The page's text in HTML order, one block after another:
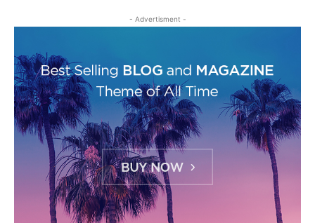
- Advertisment -